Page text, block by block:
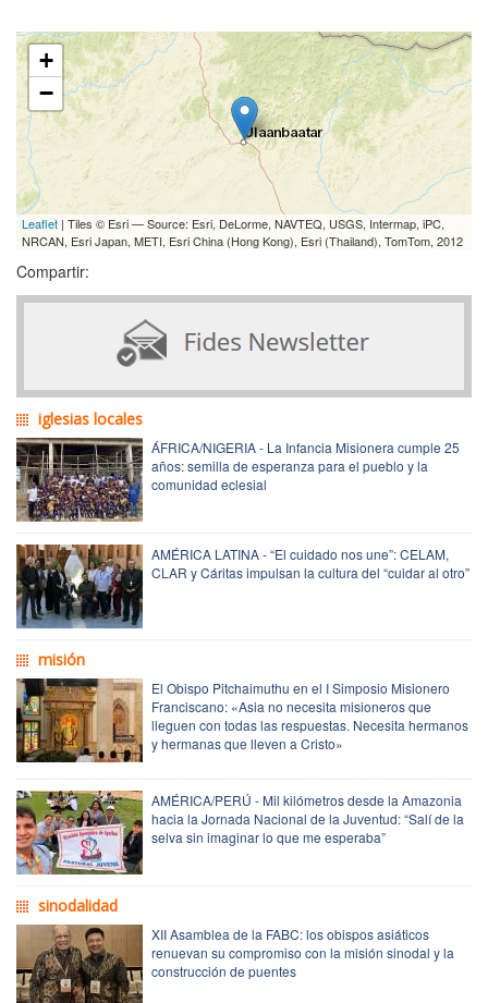
+
−
Leaflet | Tiles © Esri — Source: Esri, DeLorme, NAVTEQ, USGS, Intermap, iPC,
NRCAN, Esri Japan, METI, Esri China (Hong Kong), Esri (Thailand), TomTom, 2012
Compartir:
iglesias locales
ÁFRICA/NIGERIA - La Infancia Misionera cumple 25
años: semilla de esperanza para el pueblo y la
comunidad eclesial
AMÉRICA LATINA - “El cuidado nos une”: CELAM,
CLAR y Cáritas impulsan la cultura del “cuidar al otro”
misión
El Obispo Pitchaimuthu en el I Simposio Misionero
Franciscano: «Asia no necesita misioneros que
lleguen con todas las respuestas. Necesita hermanos
y hermanas que lleven a Cristo»
AMÉRICA/PERÚ - Mil kilómetros desde la Amazonia
hacia la Jornada Nacional de la Juventud: “Salí de la
selva sin imaginar lo que me esperaba”
sinodalidad
XII Asamblea de la FABC: los obispos asiáticos
renuevan su compromiso con la misión sinodal y la
construcción de puentes